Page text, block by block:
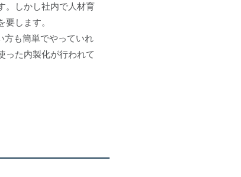
。しかし社内で人材育
します。
方も簡単でやっていれ
った内製化が行われて